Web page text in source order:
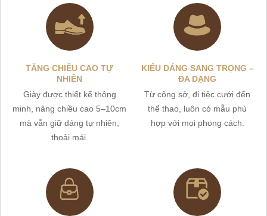
TĂNG CHIỀU CAO TỰ
NHIÊN
Giày được thiết kế thông
minh, nâng chiều cao 5–10cm
mà vẫn giữ dáng tự nhiên,
thoải mái.
KIỂU DÁNG SANG TRỌNG –
ĐA DẠNG
Từ công sở, đi tiệc cưới đến
thể thao, luôn có mẫu phù
hợp với mọi phong cách.